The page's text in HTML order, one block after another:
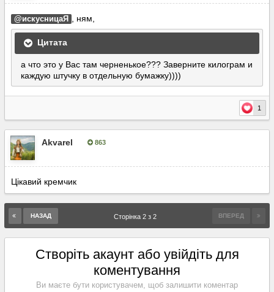
@искусницаЯ , ням,
Цитата
а что это у Вас там черненькое??? Заверните килограм и
каждую штучку в отдельную бумажку))))
1
Akvarel 863
Цікавий кремчик
НАЗАД ВПЕРЕД
Сторінка 2 з 2
Створіть акаунт або увійдіть для
коментування
Ви маєте бути користувачем, щоб залишити коментар